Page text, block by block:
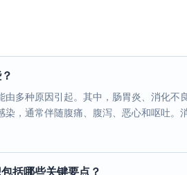
由多种原因引起。其中，肠胃炎、消化不
，通常伴随腹痛、腹泻、恶心和呕吐。
括哪些关键要点？